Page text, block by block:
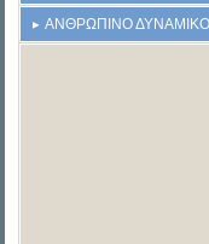
ΑΝΘΡΩΠΙΝΟ ΔΥΝΑΜΙΚΟ